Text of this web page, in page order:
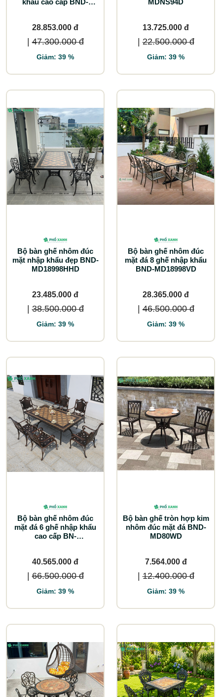
28.853.000 đ
| 47.300.000 đ
Giảm: 39 %
13.725.000 đ
| 22.500.000 đ
Giảm: 39 %
Bộ bàn ghế nhôm đúc
mặt nhập khẩu đẹp BND-
MD18998HHD
23.485.000 đ
| 38.500.000 đ
Giảm: 39 %
Bộ bàn ghế nhôm đúc
mặt đá 8 ghế nhập khẩu
BND-MD18998VD
28.365.000 đ
| 46.500.000 đ
Giảm: 39 %
Bộ bàn ghế nhôm đúc
mặt đá 6 ghế nhập khẩu
cao cấp BN-
40.565.000 đ
| 66.500.000 đ
Giảm: 39 %
Bộ bàn ghế tròn hợp kim
nhôm đúc mặt đá BND-
MD80WD
7.564.000 đ
| 12.400.000 đ
Giảm: 39 %